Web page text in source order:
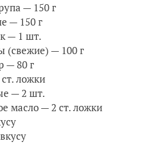
— 150 г
— 150 г
— 1 шт.
— 100 г
— 80 г
ложки
— 2 шт.
масло — 2 ст. ложки